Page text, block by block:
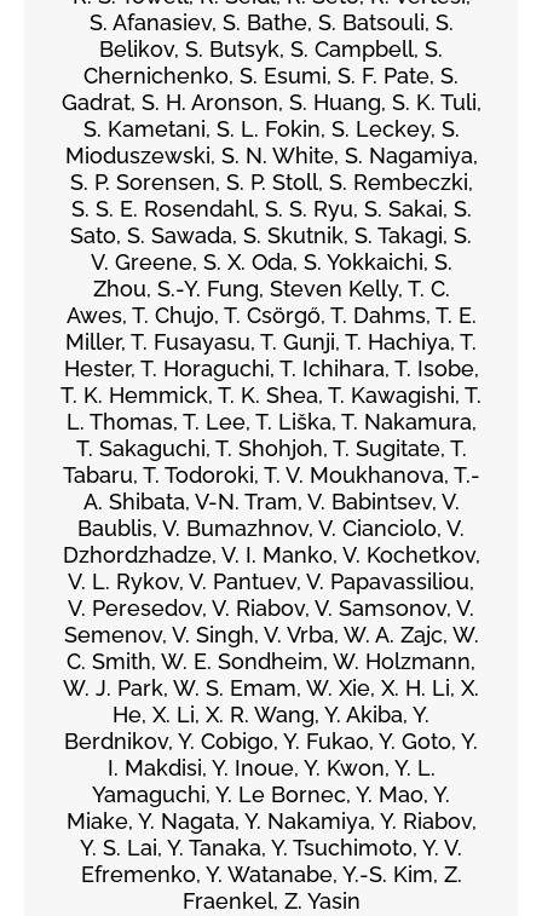
S. Afanasiev, S. Bathe, S. Batsouli, S.
Belikov, S. Butsyk, S. Campbell, S.
Chernichenko, S. Esumi, S. F. Pate, S.
Gadrat, S. H. Aronson, S. Huang, S. K. Tuli,
S. Kametani, S. L. Fokin, S. Leckey, S.
Mioduszewski, S. N. White, S. Nagamiya,
S. P. Sorensen, S. P. Stoll, S. Rembeczki,
S. S. E. Rosendahl, S. S. Ryu, S. Sakai, S.
Sato, S. Sawada, S. Skutnik, S. Takagi, S.
V. Greene, S. X. Oda, S. Yokkaichi, S.
Zhou, S.-Y. Fung, Steven Kelly, T. C.
Awes, T. Chujo, T. Csörgő, T. Dahms, T. E.
Miller, T. Fusayasu, T. Gunji, T. Hachiya, T.
Hester, T. Horaguchi, T. Ichihara, T. Isobe,
T. K. Hemmick, T. K. Shea, T. Kawagishi, T.
L. Thomas, T. Lee, T. Liška, T. Nakamura,
T. Sakaguchi, T. Shohjoh, T. Sugitate, T.
Tabaru, T. Todoroki, T. V. Moukhanova, T.-
A. Shibata, V-N. Tram, V. Babintsev, V.
Baublis, V. Bumazhnov, V. Cianciolo, V.
Dzhordzhadze, V. I. Manko, V. Kochetkov,
V. L. Rykov, V. Pantuev, V. Papavassiliou,
V. Peresedov, V. Riabov, V. Samsonov, V.
Semenov, V. Singh, V. Vrba, W. A. Zajc, W.
C. Smith, W. E. Sondheim, W. Holzmann,
W. J. Park, W. S. Emam, W. Xie, X. H. Li, X.
He, X. Li, X. R. Wang, Y. Akiba, Y.
Berdnikov, Y. Cobigo, Y. Fukao, Y. Goto, Y.
I. Makdisi, Y. Inoue, Y. Kwon, Y. L.
Yamaguchi, Y. Le Bornec, Y. Mao, Y.
Miake, Y. Nagata, Y. Nakamiya, Y. Riabov,
Y. S. Lai, Y. Tanaka, Y. Tsuchimoto, Y. V.
Efremenko, Y. Watanabe, Y.-S. Kim, Z.
Fraenkel, Z. Yasin